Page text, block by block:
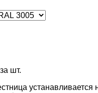
шт.
устанавливается